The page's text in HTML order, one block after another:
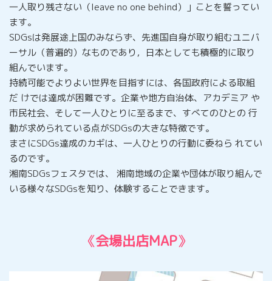
一人取り残さない（leave no one behind）」ことを誓ってい
ます。
SDGsは発展途上国のみならず、先進国自身が取り組むユニバ
ーサル（普遍的）なものであり，日本としても積極的に取り
組んでいます。
持続可能でよりよい世界を目指すには、各国政府による取組
だ けでは達成が困難です。企業や地方自治体、アカデミア や
市民社会、そして一人ひとりに至るまで、すべてのひとの 行
動が求められている点がSDGsの大きな特徴です。
まさにSDGs達成のカギは、一人ひとりの行動に委ねら れてい
るのです。
湘南SDGsフェスタでは、 湘南地域の企業や団体が取り組んで
いる様々なSDGsを知り、体験することできます。
《会場出店MAP》